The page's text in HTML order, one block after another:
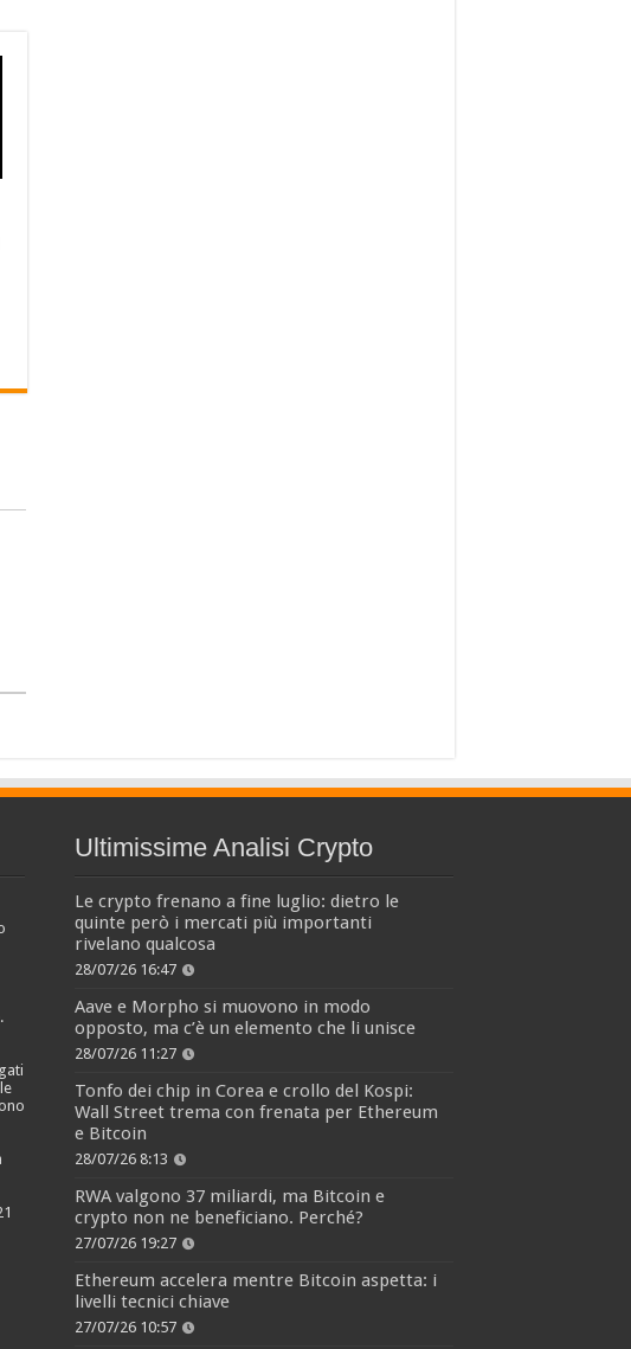
Ultimissime Analisi Crypto
Le crypto frenano a fine luglio: dietro le
quinte però i mercati più importanti
rivelano qualcosa
28/07/26 16:47
Aave e Morpho si muovono in modo
opposto, ma c’è un elemento che li unisce
28/07/26 11:27
Tonfo dei chip in Corea e crollo del Kospi:
Wall Street trema con frenata per Ethereum
e Bitcoin
28/07/26 8:13
RWA valgono 37 miliardi, ma Bitcoin e
crypto non ne beneficiano. Perché?
27/07/26 19:27
Ethereum accelera mentre Bitcoin aspetta: i
livelli tecnici chiave
27/07/26 10:57